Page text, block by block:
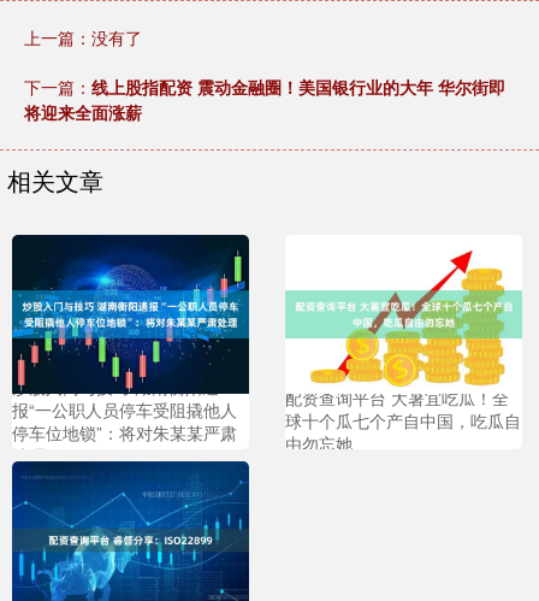
上一篇：没有了
下一篇： 线上股指配资 震动金融圈！美国银行业的大年 华尔街即
将迎来全面涨薪
相关文章
炒股入门与技巧 湖南衡阳通
报“一公职人员停车受阻撬他人
停车位地锁”：将对朱某某严肃
处理
配资查询平台 大暑宜吃瓜！全
球十个瓜七个产自中国，吃瓜自
由勿忘她